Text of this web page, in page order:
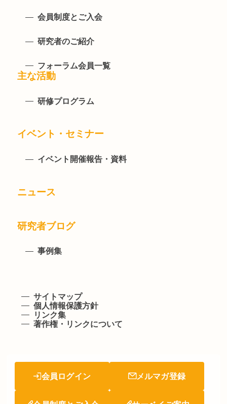
会員ログイン メルマガ登録
会員制度とご入会
研究者のご紹介
フォーラム会員一覧
主な活動
研修プログラム
イベント・セミナー
イベント開催報告・資料
ニュース
研究者ブログ
事例集
サイトマップ
個人情報保護方針
リンク集
著作権・リンクについて